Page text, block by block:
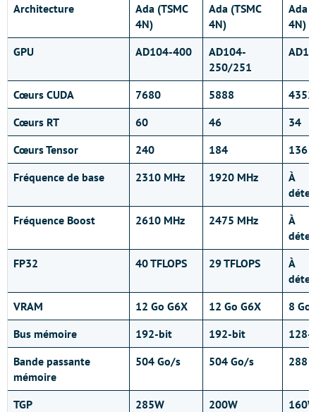
Architecture
Ada (TSMC
4N)
Ada (TSMC
4N)
Ada
4N)
GPU
AD104-400
AD104-
250/251
Cœurs CUDA 7680 5888
4352
Cœurs RT
60 46
34
Cœurs Tensor
240 184
136
Fréquence de base
2310 MHz 1920 MHz
À
Fréquence Boost
2610 MHz 2475 MHz
À
FP32
40 TFLOPS 29 TFLOPS
À
VRAM
12 Go G6X 12 Go G6X
8 Go
Bus mémoire
192-bit 192-bit
128-
Bande passante
mémoire
504 Go/s 504 Go/s 288
TGP 285W 200W